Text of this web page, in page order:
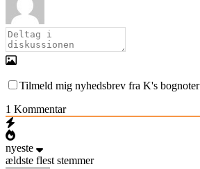
Tilmeld mig nyhedsbrev fra K's bognoter
1 Kommentar
nyeste
ældste flest stemmer